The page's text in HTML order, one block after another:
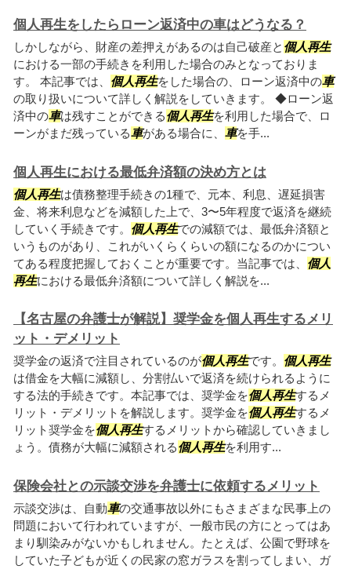
個人再生をしたらローン返済中の車はどうなる？
しかしながら、財産の差押えがあるのは自己破産と 個人再生
における一部の手続きを利用した場合のみとなっておりま
す。 本記事では、 個人再生をした場合の、ローン返済中の車
の取り扱いについて詳しく解説をしていきます。 ◆ローン返
済中の車は残すことができる個人再生を利用した場合で、ロ
ーンがまだ残っている車がある場合に、 車を手...
個人再生における最低弁済額の決め方とは
個人再生は債務整理手続きの1種で、元本、利息、遅延損害
金、将来利息などを減額した上で、3〜5年程度で返済を継続
していく手続きです。 個人再生での減額では、最低弁済額と
いうものがあり、これがいくらくらいの額になるのかについ
てある程度把握しておくことが重要です。当記事では、 個人
再生における最低弁済額について詳しく解説を...
【名古屋の弁護士が解説】奨学金を個人再生するメリ
ット・デメリット
奨学金の返済で注目されているのが個人再生です。 個人再生
は借金を大幅に減額し、分割払いで返済を続けられるように
する法的手続きです。本記事では、奨学金を個人再生するメ
リット・デメリットを解説します。奨学金を個人再生するメ
リット奨学金を個人再生するメリットから確認していきまし
ょう。債務が大幅に減額される個人再生を利用す...
保険会社との示談交渉を弁護士に依頼するメリット
示談交渉は、自動車の交通事故以外にもさまざまな民事上の
問題において行われていますが、一般市民の方にとってはあ
まり馴染みがないかもしれません。たとえば、公園で野球を
していた子どもが近くの民家の窓ガラスを割ってしまい、ガ